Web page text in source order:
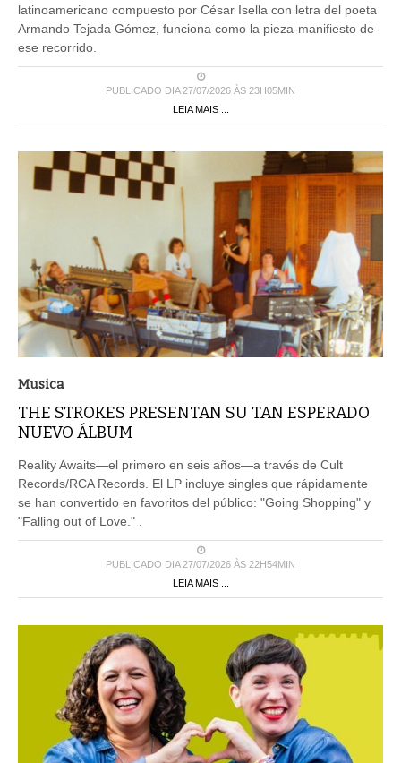
latinoamericano compuesto por César Isella con letra del poeta
Armando Tejada Gómez, funciona como la pieza-manifiesto de
ese recorrido.
PUBLICADO DIA 27/07/2026 ÀS 23H05MIN
LEIA MAIS ...
Musica
THE STROKES PRESENTAN SU TAN ESPERADO
NUEVO ÁLBUM
Reality Awaits—el primero en seis años—a través de Cult
Records/RCA Records. El LP incluye singles que rápidamente
se han convertido en favoritos del público: "Going Shopping" y
"Falling out of Love." .
PUBLICADO DIA 27/07/2026 ÀS 22H54MIN
LEIA MAIS ...